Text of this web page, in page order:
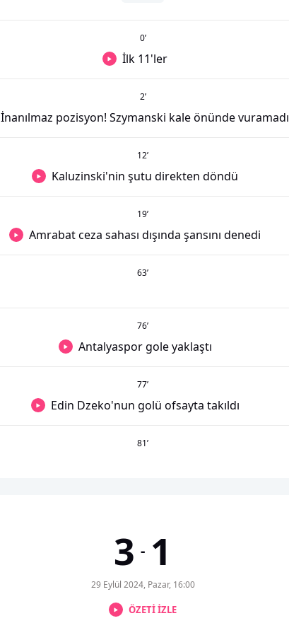
0’
İlk 11'ler
2’
İnanılmaz pozisyon! Szymanski kale önünde vuramadı
12’
Kaluzinski'nin şutu direkten döndü
19’
Amrabat ceza sahası dışında şansını denedi
63’
76’
Antalyaspor gole yaklaştı
77’
Edin Dzeko'nun golü ofsayta takıldı
81’
3 - 1
29 Eylül 2024, Pazar, 16:00
ÖZETİ İZLE